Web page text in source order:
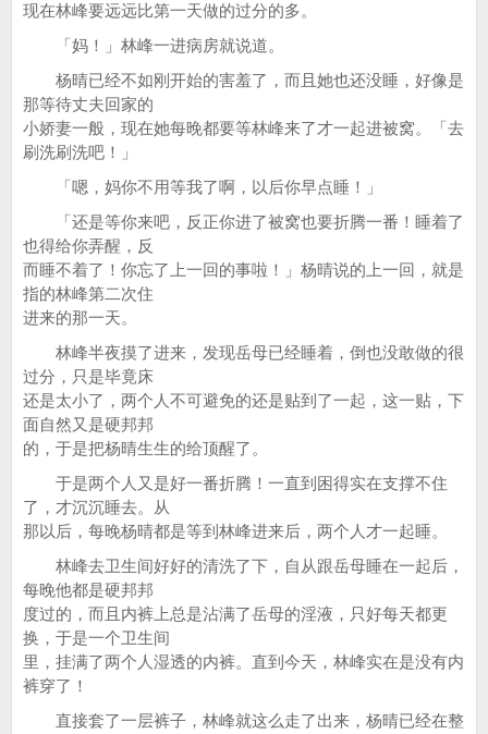
现在林峰要远远比第一天做的过分的多。
「妈！」林峰一进病房就说道。
杨晴已经不如刚开始的害羞了，而且她也还没睡，好像是
那等待丈夫回家的
小娇妻一般，现在她每晚都要等林峰来了才一起进被窝。「去
刷洗刷洗吧！」
「嗯，妈你不用等我了啊，以后你早点睡！」
「还是等你来吧，反正你进了被窝也要折腾一番！睡着了
也得给你弄醒，反
而睡不着了！你忘了上一回的事啦！」杨晴说的上一回，就是
指的林峰第二次住
进来的那一天。
林峰半夜摸了进来，发现岳母已经睡着，倒也没敢做的很
过分，只是毕竟床
还是太小了，两个人不可避免的还是贴到了一起，这一贴，下
面自然又是硬邦邦
的，于是把杨晴生生的给顶醒了。
于是两个人又是好一番折腾！一直到困得实在支撑不住
了，才沉沉睡去。从
那以后，每晚杨晴都是等到林峰进来后，两个人才一起睡。
林峰去卫生间好好的清洗了下，自从跟岳母睡在一起后，
每晚他都是硬邦邦
度过的，而且内裤上总是沾满了岳母的淫液，只好每天都更
换，于是一个卫生间
里，挂满了两个人湿透的内裤。直到今天，林峰实在是没有内
裤穿了！
直接套了一层裤子，林峰就这么走了出来，杨晴已经在整